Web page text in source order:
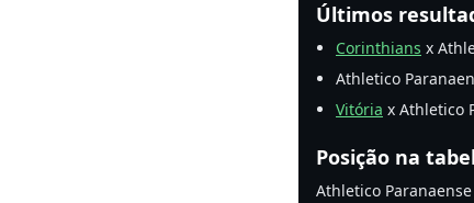
Últimos
Corinthians x
Athletico
Vitória x Athletico
Posição na
Athletico